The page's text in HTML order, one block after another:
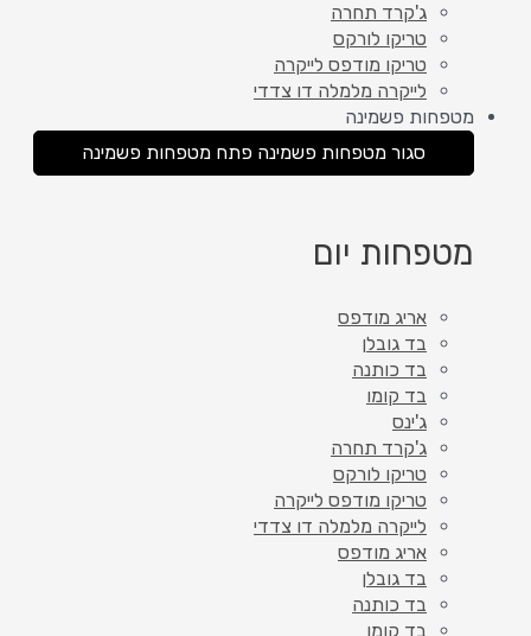
ג'קרד תחרה
טריקו לורקס
טריקו מודפס לייקרה
לייקרה מלמלה דו צדדי
מטפחות פשמינה
סגור מטפחות פשמינה פתח מטפחות פשמינה
מטפחות יום
אריג מודפס
בד גובלן
בד כותנה
בד קומו
ג'ינס
ג'קרד תחרה
טריקו לורקס
טריקו מודפס לייקרה
לייקרה מלמלה דו צדדי
אריג מודפס
בד גובלן
בד כותנה
בד קומו